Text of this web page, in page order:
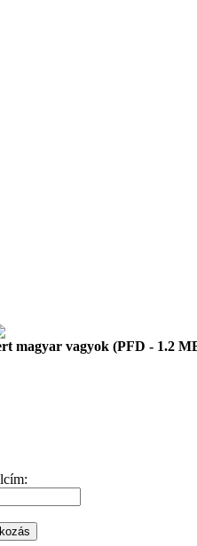
magyar vagyok (PFD - 1.2